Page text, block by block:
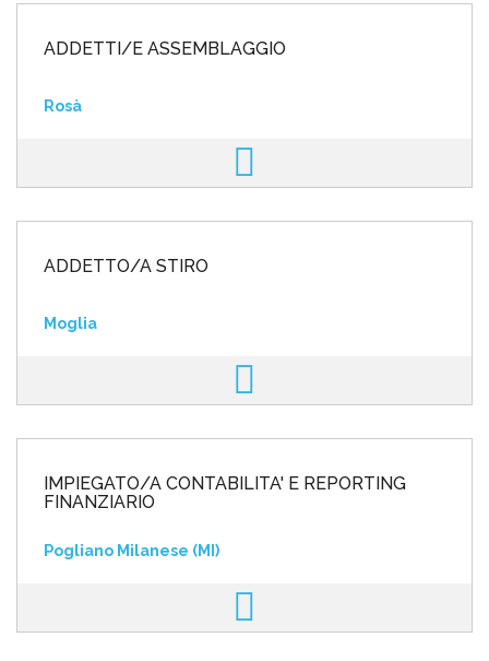
ADDETTI/E ASSEMBLAGGIO
Rosà
ADDETTO/A STIRO
Moglia
IMPIEGATO/A CONTABILITA' E REPORTING
FINANZIARIO
Pogliano Milanese (MI)